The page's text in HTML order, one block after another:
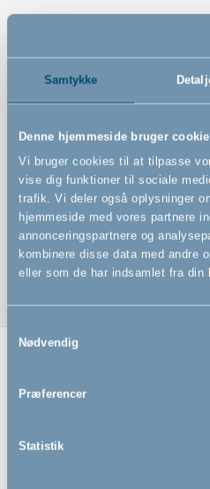
Samtykke
Denne hjemmeside bruger
Vi bruger cookies til at tilpasse
vise dig funktioner til sociale
trafik. Vi deler også oplysninger
hjemmeside med vores partnere
annonceringspartnere og
kombinere disse data med andre
eller som de har indsamlet fra din
Nødvendig
Præferencer
Statistik
Babypude og Babydyne
Polyestermicrofiber i høj
Lavet af 100% bomuld,
bløde
Oeko-Tex standard 100
Mål: 67 x 100 cm/40 x 45